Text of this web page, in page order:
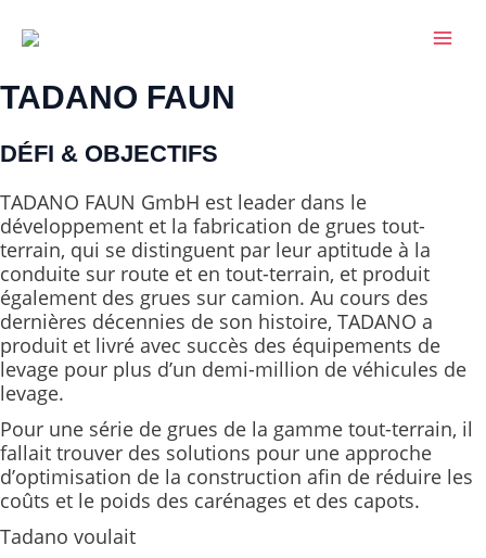
TADANO FAUN
DÉFI & OBJECTIFS
TADANO FAUN GmbH est leader dans le
développement et la fabrication de grues tout-
terrain, qui se distinguent par leur aptitude à la
conduite sur route et en tout-terrain, et produit
également des grues sur camion. Au cours des
dernières décennies de son histoire, TADANO a
produit et livré avec succès des équipements de
levage pour plus d’un demi-million de véhicules de
levage.
Pour une série de grues de la gamme tout-terrain, il
fallait trouver des solutions pour une approche
d’optimisation de la construction afin de réduire les
coûts et le poids des carénages et des capots.
Tadano voulait